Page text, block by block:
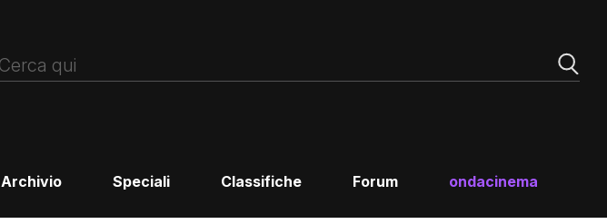
Archivio Speciali Classifiche Forum ondacinema